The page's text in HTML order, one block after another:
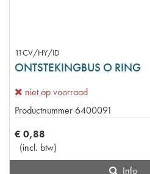
11CV/HY/ID
ONTSTEKINGBUS O RING
niet op voorraad
Productnummer 6400091
€ 0,88
(incl. btw)
Info